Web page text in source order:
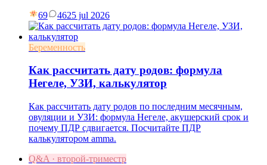
69 4625 jul 2026
Беременность
Как рассчитать дату родов: формула
Негеле, УЗИ, калькулятор
Как рассчитать дату родов по последним месячным,
овуляции и УЗИ: формула Негеле, акушерский срок и
почему ПДР сдвигается. Посчитайте ПДР
калькулятором amma.
Q&A · второй-триместр